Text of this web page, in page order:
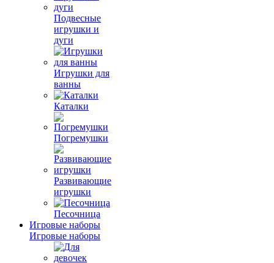
Подвесные
игрушки и
дуги
Игрушки для
ванны
Каталки
Погремушки
Развивающие
игрушки
Песочница
Игровые наборы
Игровые наборы